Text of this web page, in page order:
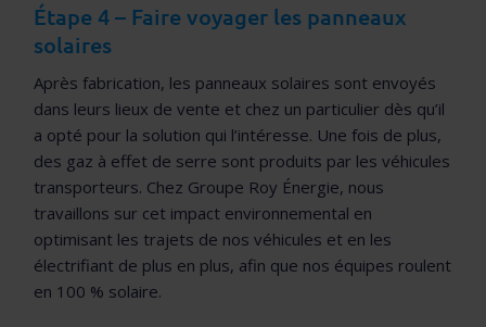
Étape 4 – Faire voyager les panneaux
solaires
Après fabrication, les panneaux solaires sont envoyés
dans leurs lieux de vente et chez un particulier dès qu’il
a opté pour la solution qui l’intéresse. Une fois de plus,
des gaz à effet de serre sont produits par les véhicules
transporteurs. Chez Groupe Roy Énergie, nous
travaillons sur cet impact environnemental en
optimisant les trajets de nos véhicules et en les
électrifiant de plus en plus, afin que nos équipes roulent
en 100 % solaire.